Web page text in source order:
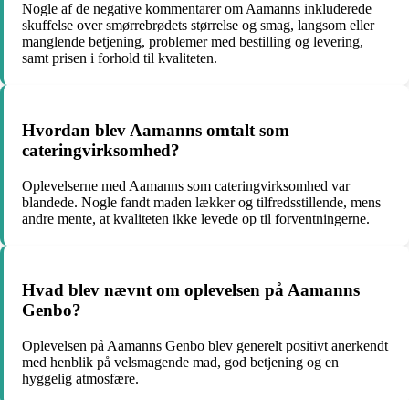
Nogle af de negative kommentarer om Aamanns inkluderede
skuffelse over smørrebrødets størrelse og smag, langsom eller
manglende betjening, problemer med bestilling og levering,
samt prisen i forhold til kvaliteten.
Hvordan blev Aamanns omtalt som
cateringvirksomhed?
Oplevelserne med Aamanns som cateringvirksomhed var
blandede. Nogle fandt maden lækker og tilfredsstillende, mens
andre mente, at kvaliteten ikke levede op til forventningerne.
Hvad blev nævnt om oplevelsen på Aamanns
Genbo?
Oplevelsen på Aamanns Genbo blev generelt positivt anerkendt
med henblik på velsmagende mad, god betjening og en
hyggelig atmosfære.